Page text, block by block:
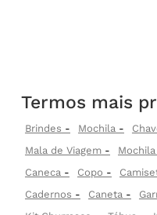
Termos mais
Brindes Mochila
Mala de Viagem
Mochila
Caneca
Copo
Cadernos
Caneta